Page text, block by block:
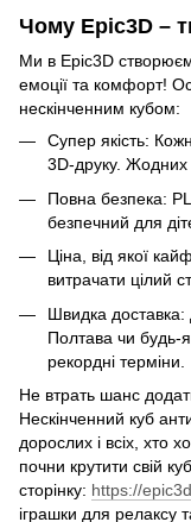
Чому Epic3D –
Ми в Epic3D
емоції та комфорт!
нескінченним кубом:
Супер якість:
3D-друку. Жодних
Повна безпека:
безпечний для
Ціна, від якої
витрачати цілий
Швидка доставка:
Полтава чи будь-
рекордні терміни.
Не втрать шанс
Нескінченний куб
дорослих і всіх, хто
почни крутити свій
сторінку: https://
іграшки для релаксу